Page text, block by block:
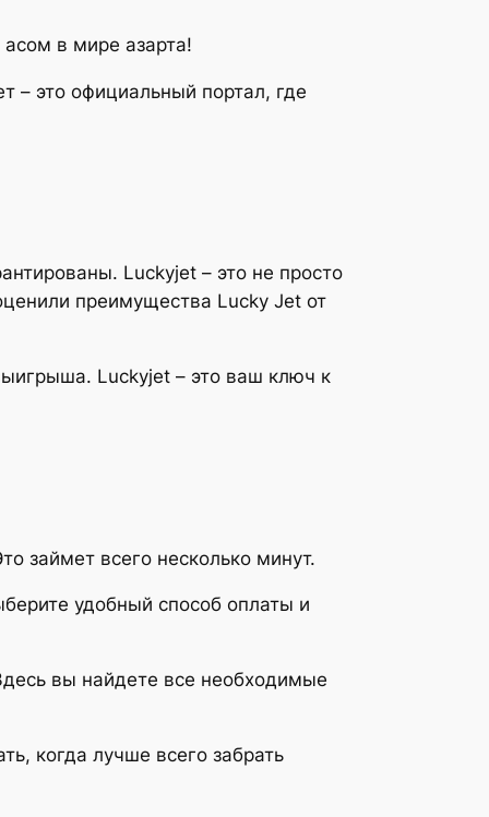
в мире азарта!
– это официальный портал, где
Luckyjet – это не просто
преимущества Lucky Jet от
Luckyjet – это ваш ключ к
займет всего несколько минут.
удобный способ оплаты и
вы найдете все необходимые
когда лучше всего забрать